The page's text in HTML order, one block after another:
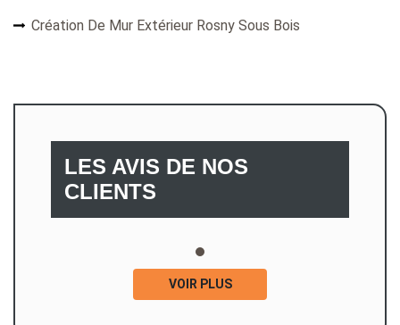
Création De Mur Extérieur Rosny Sous Bois
LES AVIS DE NOS
CLIENTS
VOIR PLUS